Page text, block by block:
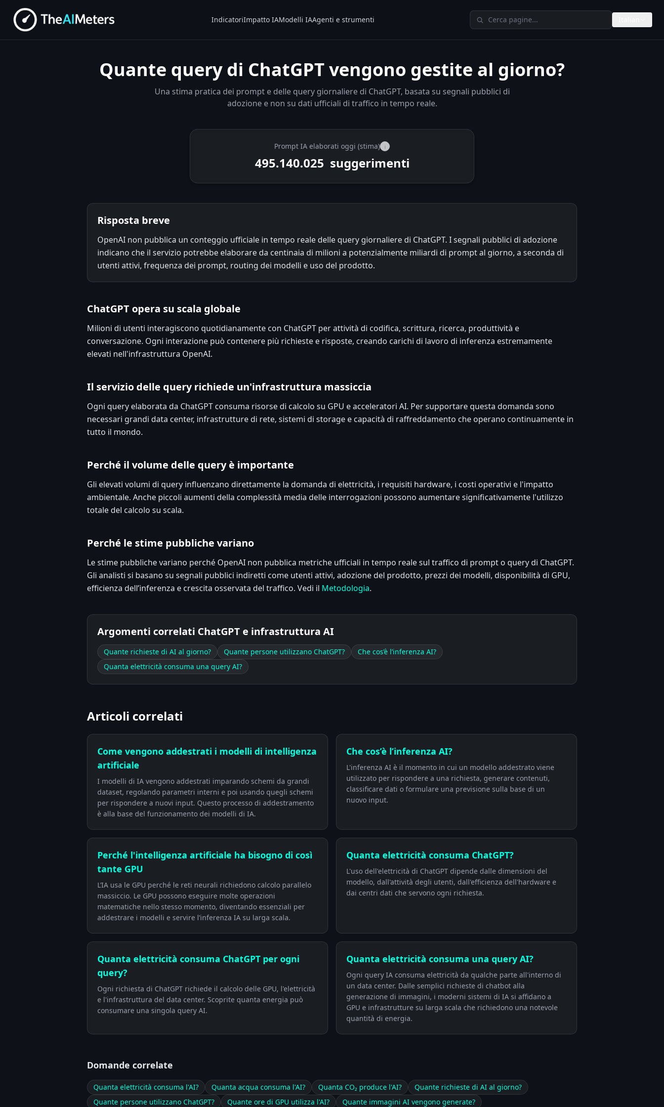
IndicatoriImpatto IAModelli IAAgenti e strumenti Cerca su TheAIMeters
Quante query di ChatGPT vengono gestite al giorno?
Una stima pratica dei prompt e delle query giornaliere di ChatGPT, basata su segnali pubblici di
adozione e non su dati ufficiali di traffico in tempo reale.
Prompt IA elaborati oggi (stima) i
495.152.950 suggerimenti
Risposta breve
OpenAI non pubblica un conteggio ufficiale in tempo reale delle query giornaliere di ChatGPT. I segnali pubblici di adozione
indicano che il servizio potrebbe elaborare da centinaia di milioni a potenzialmente miliardi di prompt al giorno, a seconda di
utenti attivi, frequenza dei prompt, routing dei modelli e uso del prodotto.
ChatGPT opera su scala globale
Milioni di utenti interagiscono quotidianamente con ChatGPT per attività di codifica, scrittura, ricerca, produttività e
conversazione. Ogni interazione può contenere più richieste e risposte, creando carichi di lavoro di inferenza estremamente
elevati nell'infrastruttura OpenAI.
Il servizio delle query richiede un'infrastruttura massiccia
Ogni query elaborata da ChatGPT consuma risorse di calcolo su GPU e acceleratori AI. Per supportare questa domanda sono
necessari grandi data center, infrastrutture di rete, sistemi di storage e capacità di raffreddamento che operano continuamente in
tutto il mondo.
Perché il volume delle query è importante
Gli elevati volumi di query influenzano direttamente la domanda di elettricità, i requisiti hardware, i costi operativi e l'impatto
ambientale. Anche piccoli aumenti della complessità media delle interrogazioni possono aumentare significativamente l'utilizzo
totale del calcolo su scala.
Perché le stime pubbliche variano
Le stime pubbliche variano perché OpenAI non pubblica metriche ufficiali in tempo reale sul traffico di prompt o query di ChatGPT.
Gli analisti si basano su segnali pubblici indiretti come utenti attivi, adozione del prodotto, prezzi dei modelli, disponibilità di GPU,
efficienza dell’inferenza e crescita osservata del traffico. Vedi il Metodologia.
Argomenti correlati ChatGPT e infrastruttura AI
Quante richieste di AI al giorno? Quante persone utilizzano ChatGPT?
Che cos’è l’inferenza AI?
Quanta elettricità consuma una query AI?
Articoli correlati
Come vengono addestrati i modelli di intelligenza
artificiale
I modelli di IA vengono addestrati imparando schemi da grandi
dataset, regolando parametri interni e poi usando quegli schemi
per rispondere a nuovi input. Questo processo di addestramento
è alla base del funzionamento dei modelli di IA.
Che cos’è l’inferenza AI?
L'inferenza AI è il momento in cui un modello addestrato viene
utilizzato per rispondere a una richiesta, generare contenuti,
classificare dati o formulare una previsione sulla base di un
nuovo input.
Perché l'intelligenza artificiale ha bisogno di così
tante GPU
L’IA usa le GPU perché le reti neurali richiedono calcolo parallelo
massiccio. Le GPU possono eseguire molte operazioni
matematiche nello stesso momento, diventando essenziali per
addestrare i modelli e servire l’inferenza IA su larga scala.
Quanta elettricità consuma ChatGPT?
L'uso dell'elettricità di ChatGPT dipende dalle dimensioni del
modello, dall'attività degli utenti, dall'efficienza dell'hardware e
dai centri dati che servono ogni richiesta.
Quanta elettricità consuma ChatGPT per ogni
query?
Ogni richiesta di ChatGPT richiede il calcolo delle GPU, l'elettricità
e l'infrastruttura del data center. Scoprite quanta energia può
consumare una singola query AI.
Quanta elettricità consuma una query AI?
Ogni query IA consuma elettricità da qualche parte all'interno di
un data center. Dalle semplici richieste di chatbot alla
generazione di immagini, i moderni sistemi di IA si affidano a
GPU e infrastrutture su larga scala che richiedono una notevole
quantità di energia.
Domande correlate
Quanta elettricità consuma l'AI? Quanta acqua consuma l'AI? Quanta CO₂ produce l'AI?
Quante richieste di AI al giorno?
Quante persone utilizzano ChatGPT?
Quante ore di GPU utilizza l'AI? Quante immagini AI vengono generate?